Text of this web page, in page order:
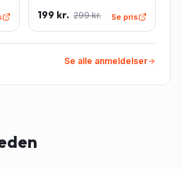
Rektangulær - Lyseblå
199 kr. 299 kr. Se pris
Se alle anmeldelser